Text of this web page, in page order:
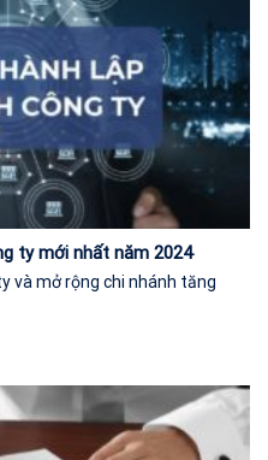
ty mới nhất năm 2024
và mở rộng chi nhánh tăng